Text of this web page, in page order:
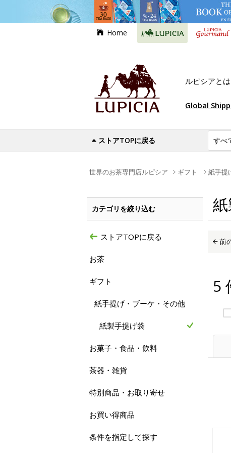
Home
ルピシアとは
Global
ストアTOPに戻る
世界のお茶専門店ルピシア ギフト 紙手提
前
5
カテゴリを絞り込む
ストアTOPに戻る
お茶
ギフト
紙手提げ・ブーケ・その他
紙製手提げ袋
お菓子・食品・飲料
茶器・雑貨
特別商品・お取り寄せ
お買い得商品
条件を指定して探す